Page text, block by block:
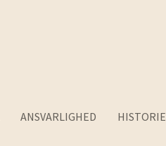
ANSVARLIGHED HISTORIE